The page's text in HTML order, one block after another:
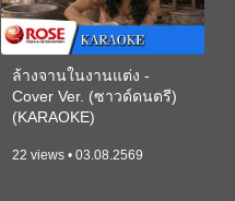
ล้างจานในงานแต่ง -
Cover Ver. (ซาวด์ดนตรี)
(KARAOKE)
22 views • 03.08.2569